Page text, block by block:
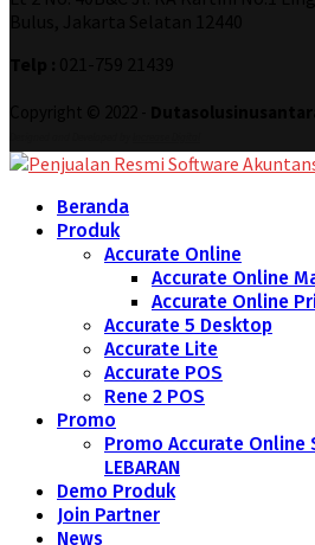
Beranda
Produk
Accurate Online
Accurate Online
Accurate Online
Accurate 5 Desktop
Accurate Lite
Accurate POS
Rene 2 POS
Promo
Promo Accurate Online
LEBARAN
Demo Produk
Join Partner
News